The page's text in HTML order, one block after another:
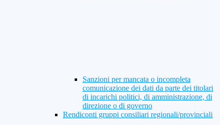
Sanzioni per mancata o incompleta
comunicazione dei dati da parte dei titolari
di incarichi politici, di amministrazione, di
direzione o di governo
Rendiconti gruppi consiliari regionali/provinciali